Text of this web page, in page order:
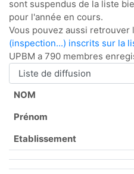
sont suspendus de la liste
pour l'année en cours.
Vous pouvez aussi retrouver
(inspection...) inscrits sur la
UPBM a 790 membres
NOM
Prénom
Etablissement